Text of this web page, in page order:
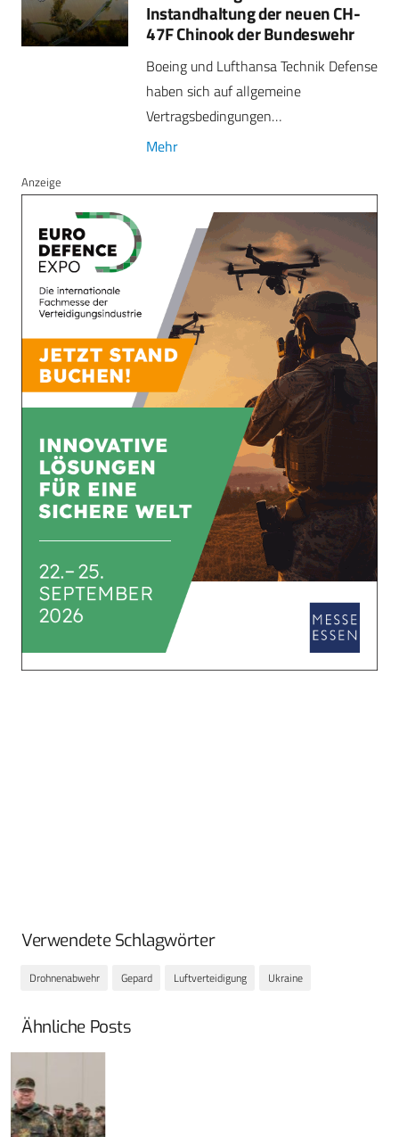
Instandhaltung der neuen CH-
47F Chinook der Bundeswehr
Boeing und Lufthansa Technik Defense
haben sich auf allgemeine
Vertragsbedingungen…
Mehr
Anzeige
Verwendete Schlagwörter
Drohnenabwehr Gepard Luftverteidigung Ukraine
Ähnliche Posts